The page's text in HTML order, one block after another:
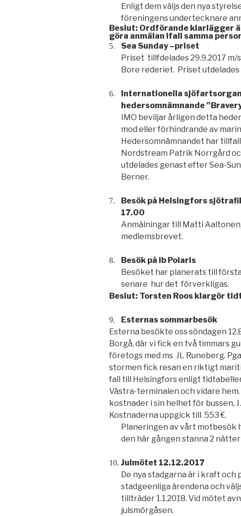
Enligt dem väljs den nya
föreningens undertecknare
Beslut: Ordförande klarlägger
göra anmälan ifall samma
5.
Sea Sunday –priset
Priset tillfdelades 29.9.2017
Bore rederiet. Priset
6.
Internationella
hedersomnämnande
IMO beviljar årligen detta
mod eller förhindrande av
Hedersomnämnandet har
Nordstream Patrik Norrgård
utdelades genast efter Sea-
Berner.
7.
Besök på Helsingfors
17.00
Anmälningar till Matti
medlemsbrevet.
8.
Besök på ib Polaris
Besöket har planerats till
senare hur det förverkligas.
Beslut: Torsten Roos klargör
9.
Esternas sommarbesök
Esterna besökte oss söndagen
Borgå, där vi fick en två timmars
företogs med ms JL Runeberg.
stormen fick resan en riktigt
fall till Helsingfors enligt
Västra-terminalen och vidare
kostnader i sin helhet för bussen,
Kostnaderna uppgick till 553 €.
Planeringen av vårt motbesök
den här gången stanna 2 nätter
10. Julmötet 12.12.2017
De nya stadgarna är i kraft
stadgeenliga ärendena och
tillträder 1.1.2018. Vid mötet
julsmörgåsen.